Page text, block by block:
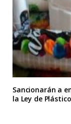
Sancionarán a
la Ley de